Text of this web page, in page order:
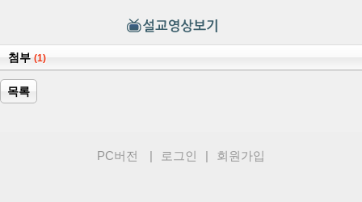
첨부 (1)
목록
PC버전 | 로그인 | 회원가입